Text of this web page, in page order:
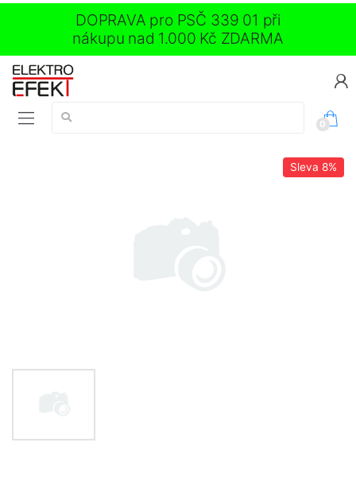
DOPRAVA pro PSČ 339 01 při
nákupu nad 1.000 Kč ZDARMA
Vyhledávání:
0
Sleva 8%